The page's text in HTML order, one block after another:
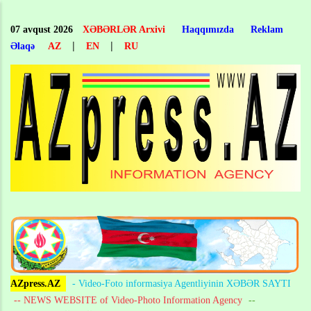
main
content
07 avqust 2026 XƏBƏRLƏR Arxivi Haqqımızda
Reklam
Əlaqə
AZ | EN | RU
AZpress.AZ
- Video-Foto informasiya Agentliyinin XƏBƏR SAYTI
-- NEWS WEBSITE of Video-Photo Information Agency --